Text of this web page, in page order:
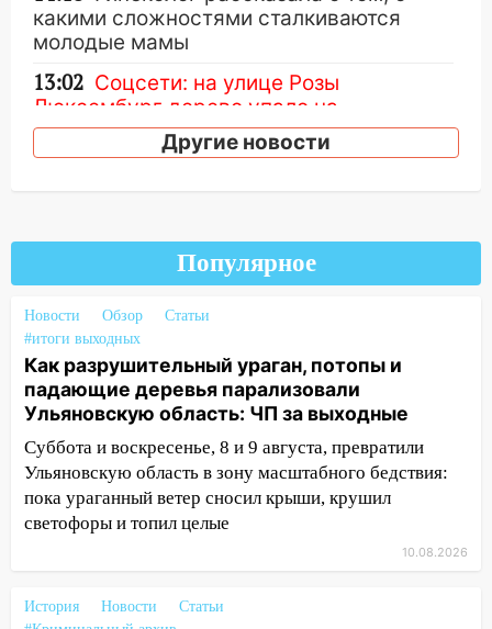
какими сложностями сталкиваются
молодые мамы
13:02 Соцсети: на улице Розы
Люксембург дерево упало на
автомобиль
августа
13:00 На проспекте Тюленева в
Ульяновске образовалось «море»
12:57 В Ульяновской области ожидается
крупный град
12:11 Где есть бензин в Ульяновске 9
августа: список АЗС
11:55 Соцсети: светофор упал на
машину во время сильного ливня в
Ульяновске
Другие новости
Популярное
Новости Обзор
Статьи
#итоги выходных
Как разрушительный ураган, потопы и
падающие деревья парализовали
Ульяновскую область: ЧП за выходные
Суббота и воскресенье, 8 и 9 августа, превратили
Ульяновскую область в зону масштабного бедствия:
пока ураганный ветер сносил крыши, крушил
светофоры и топил целые
10.08.2026
История Новости
Статьи